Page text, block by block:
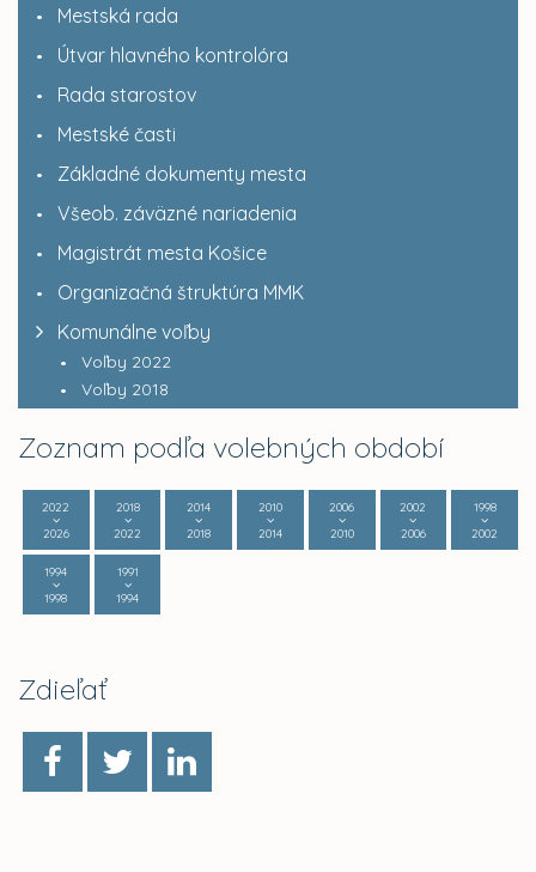
Mestská rada
Útvar hlavného kontrolóra
Rada starostov
Mestské časti
Základné dokumenty mesta
Všeob. záväzné nariadenia
Magistrát mesta Košice
Organizačná štruktúra MMK
Komunálne voľby
Voľby 2022
Voľby 2018
Zoznam podľa volebných období
2022
2026
2018
2022
2014
2018
2010
2014
2006
2010
2002
2006
1998
2002
1994
1998
1991
1994
Zdieľať